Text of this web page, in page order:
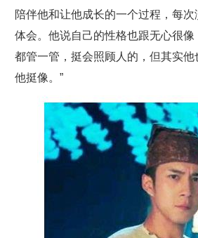
陪伴他和让他成长的一个过程，每
体会。他说自己的性格也跟无心很像
都管一管，挺会照顾人的，但其实
他挺像。”